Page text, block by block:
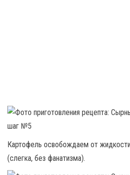
Картофель освобождаем от
(слегка, без фанатизма).